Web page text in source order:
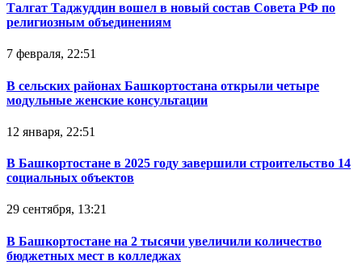
Талгат Таджуддин вошел в новый состав Совета РФ по
религиозным объединениям
7 февраля, 22:51
В сельских районах Башкортостана открыли четыре
модульные женские консультации
12 января, 22:51
В Башкортостане в 2025 году завершили строительство 14
социальных объектов
29 сентября, 13:21
В Башкортостане на 2 тысячи увеличили количество
бюджетных мест в колледжах